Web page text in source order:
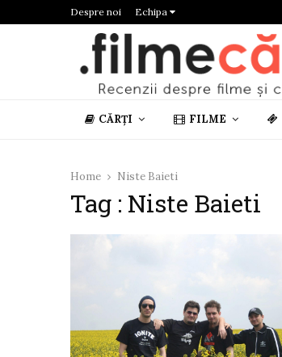
Despre noi Echipa
CĂRȚI FILME
Home Niste Baieti
Tag : Niste Baieti